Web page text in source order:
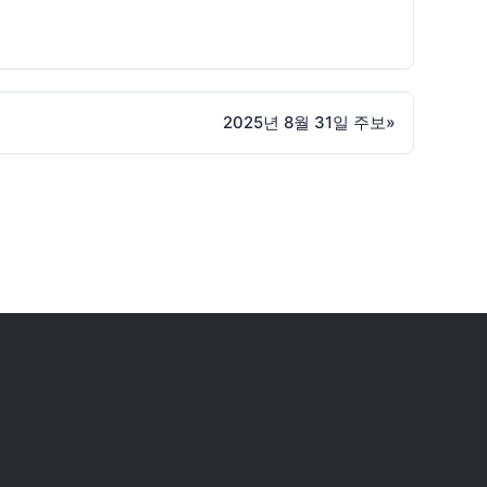
2025년 8월 31일 주보»